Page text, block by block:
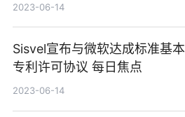
2023-06-14
Sisvel宣布与微软达成标准基本
专利许可协议 每日焦点
2023-06-14